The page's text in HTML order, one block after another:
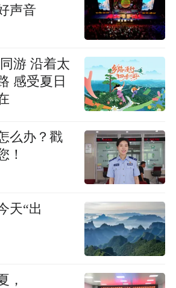
声音
游 沿着太
感受夏日
么办？戳
！
天“出
，